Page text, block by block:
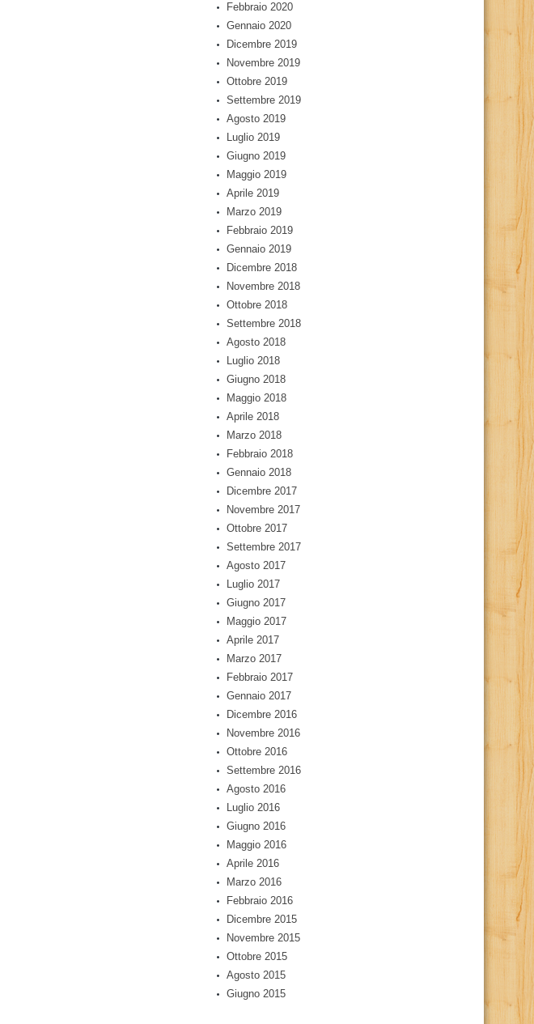
Febbraio 2020
Gennaio 2020
Dicembre 2019
Novembre 2019
Ottobre 2019
Settembre 2019
Agosto 2019
Luglio 2019
Giugno 2019
Maggio 2019
Aprile 2019
Marzo 2019
Febbraio 2019
Gennaio 2019
Dicembre 2018
Novembre 2018
Ottobre 2018
Settembre 2018
Agosto 2018
Luglio 2018
Giugno 2018
Maggio 2018
Aprile 2018
Marzo 2018
Febbraio 2018
Gennaio 2018
Dicembre 2017
Novembre 2017
Ottobre 2017
Settembre 2017
Agosto 2017
Luglio 2017
Giugno 2017
Maggio 2017
Aprile 2017
Marzo 2017
Febbraio 2017
Gennaio 2017
Dicembre 2016
Novembre 2016
Ottobre 2016
Settembre 2016
Agosto 2016
Luglio 2016
Giugno 2016
Maggio 2016
Aprile 2016
Marzo 2016
Febbraio 2016
Dicembre 2015
Novembre 2015
Ottobre 2015
Agosto 2015
Giugno 2015